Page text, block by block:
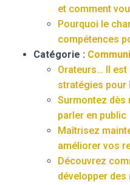
et comment
Pourquoi le
compétences
Catégorie :
Orateurs… Il
stratégies pour
Surmontez dès
parler en public
Maîtrisez
améliorer vos
Découvrez
développer